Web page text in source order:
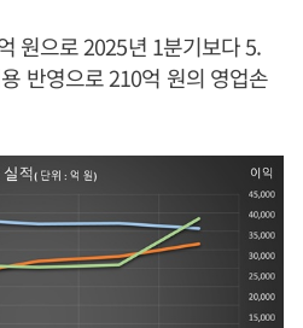
원으로 2025년 1분기보다 5.
반영으로 210억 원의 영업손